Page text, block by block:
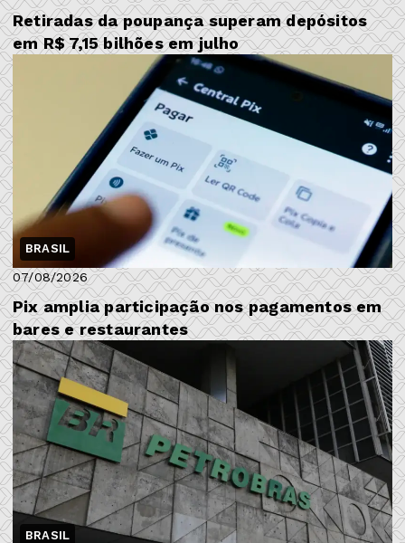
Retiradas da poupança superam depósitos
em R$ 7,15 bilhões em julho
BRASIL
07/08/2026
Pix amplia participação nos pagamentos em
bares e restaurantes
BRASIL